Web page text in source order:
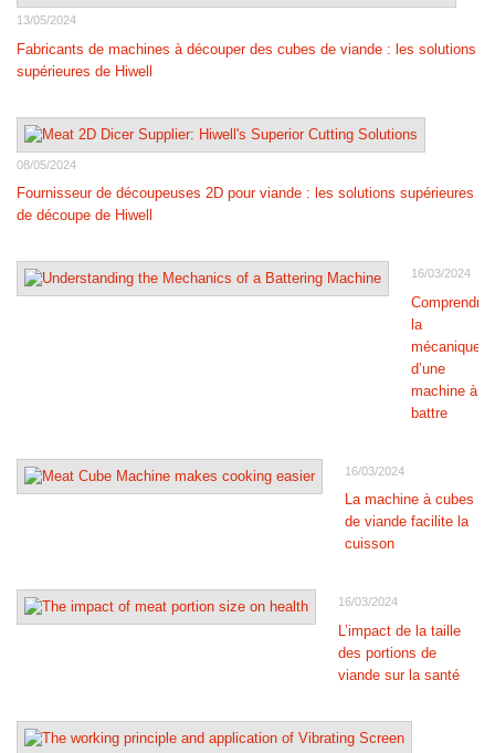
13/05/2024
Fabricants de machines à découper des cubes de viande : les solutions
supérieures de Hiwell
08/05/2024
Fournisseur de découpeuses 2D pour viande : les solutions supérieures
de découpe de Hiwell
16/03/2024
Comprendre
la
mécanique
d’une
machine à
battre
16/03/2024
La machine à cubes
de viande facilite la
cuisson
16/03/2024
L’impact de la taille
des portions de
viande sur la santé